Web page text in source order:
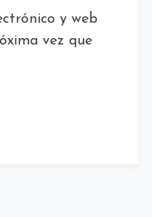
y web
vez que